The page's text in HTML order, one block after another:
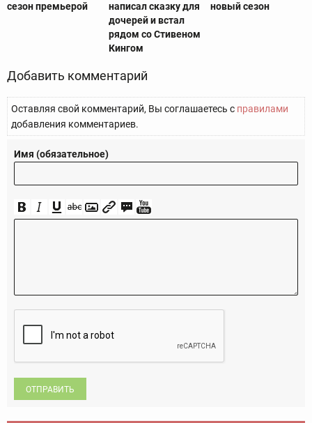
сезон премьерой
написал сказку для
дочерей и встал
рядом со Стивеном
Кингом
новый сезон
Добавить комментарий
Оставляя свой комментарий, Вы соглашаетесь с правилами
добавления комментариев.
Имя (обязательное)
ОТПРАВИТЬ